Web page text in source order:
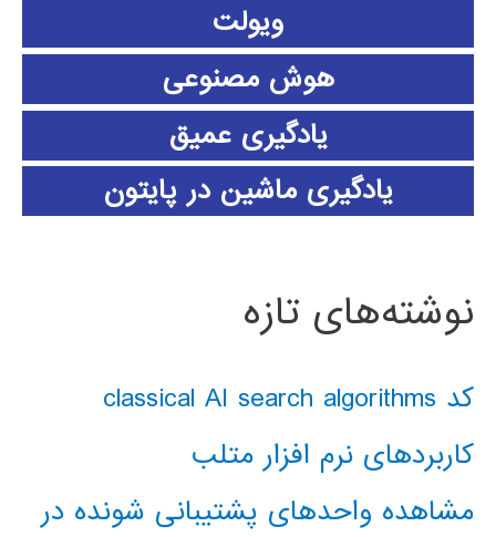
ویولت
هوش مصنوعی
یادگیری عمیق
یادگیری ماشین در پایتون
نوشته‌های تازه
کد classical AI search algorithms
کاربردهای نرم افزار متلب
مشاهده واحدهای پشتیبانی شونده در